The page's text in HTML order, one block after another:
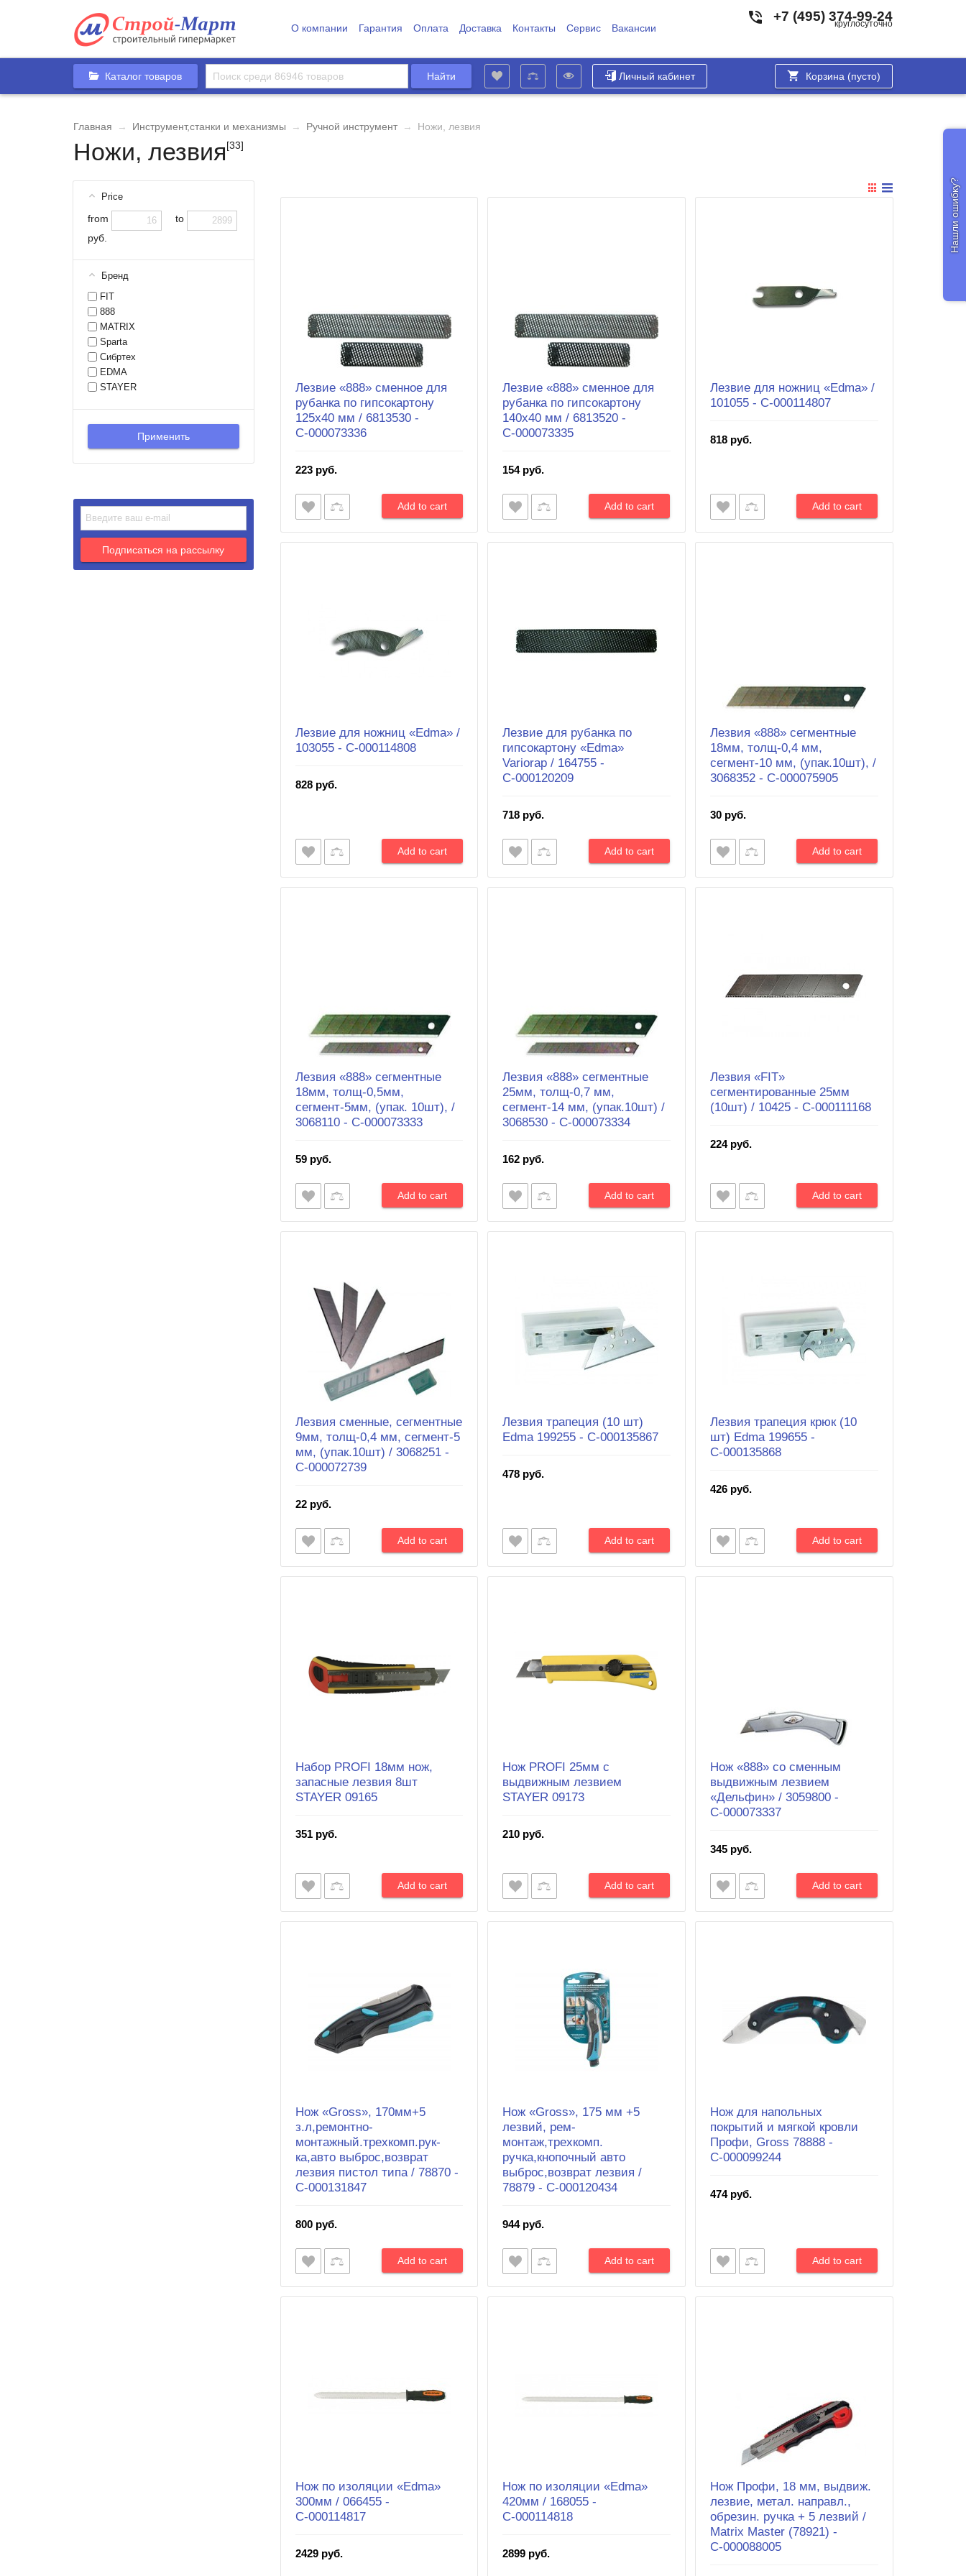
О компании Гарантия Оплата Доставка Контакты Сервис Вакансии
+7 (495) 374-99-24
круглосуточно
Каталог товаров Личный кабинет Корзина (пусто)
Главная → Инструмент,станки и механизмы → Ручной инструмент → Ножи, лезвия
Ножи, лезвия[33]
Price
from
to
руб.
Бренд
FIT
888
MATRIX
Sparta
Сибртех
EDMA
STAYER
Лезвие «888» сменное для
рубанка по гипсокартону
125x40 мм / 6813530 -
С-000073336
223 руб.
Лезвие «888» сменное для
рубанка по гипсокартону
140x40 мм / 6813520 -
С-000073335
154 руб.
Лезвие для ножниц «Edma» /
101055 - С-000114807
818 руб.
Лезвие для ножниц «Edma» /
103055 - С-000114808
828 руб.
Лезвие для рубанка по
гипсокартону «Edma»
Variorap / 164755 -
С-000120209
718 руб.
Лезвия «888» сегментные
18мм, толщ-0,4 мм,
сегмент-10 мм, (упак.10шт), /
3068352 - С-000075905
30 руб.
Лезвия «888» сегментные
18мм, толщ-0,5мм,
сегмент-5мм, (упак. 10шт), /
3068110 - С-000073333
59 руб.
Лезвия «888» сегментные
25мм, толщ-0,7 мм,
сегмент-14 мм, (упак.10шт) /
3068530 - С-000073334
162 руб.
Лезвия «FIT»
сегментированные 25мм
(10шт) / 10425 - С-000111168
224 руб.
Лезвия сменные, сегментные
9мм, толщ-0,4 мм, сегмент-5
мм, (упак.10шт) / 3068251 -
С-000072739
22 руб.
Лезвия трапеция (10 шт)
Edma 199255 - С-000135867
478 руб.
Лезвия трапеция крюк (10
шт) Edma 199655 -
С-000135868
426 руб.
Набор PROFI 18мм нож,
запасные лезвия 8шт
STAYER 09165
351 руб.
Нож PROFI 25мм с
выдвижным лезвием
STAYER 09173
210 руб.
Нож «888» со сменным
выдвижным лезвием
«Дельфин» / 3059800 -
С-000073337
345 руб.
Нож «Gross», 170мм+5
з.л,ремонтно-
монтажный.трехкомп.рук-
ка,авто выброс,возврат
лезвия пистол типа / 78870 -
С-000131847
800 руб.
Нож «Gross», 175 мм +5
лезвий, рем-
монтаж,трехкомп.
ручка,кнопочный авто
выброс,возврат лезвия /
78879 - С-000120434
944 руб.
Нож для напольных
покрытий и мягкой кровли
Профи, Gross 78888 -
С-000099244
474 руб.
Нож по изоляции «Edma»
300мм / 066455 -
С-000114817
2429 руб.
Нож по изоляции «Edma»
420мм / 168055 -
С-000114818
2899 руб.
Нож Профи, 18 мм, выдвиж.
лезвие, метал. направл.,
обрезин. ручка + 5 лезвий /
Matrix Master (78921) -
С-000088005
Нашли ошибку?